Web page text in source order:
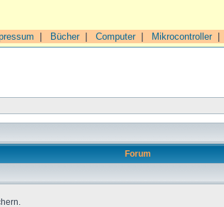
Bücher| Computer| Mikrocontroller|
Forum